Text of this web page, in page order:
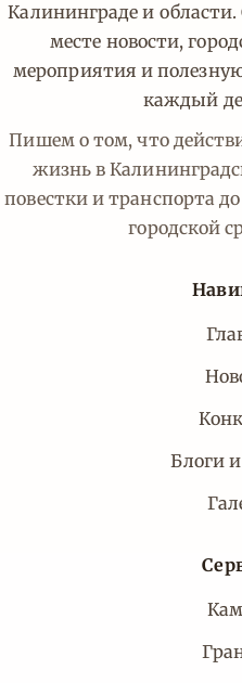
Калининграде и
месте новости,
мероприятия и
каждый
Пишем о том, что
жизнь в
повестки и транспорта
городской
Блоги